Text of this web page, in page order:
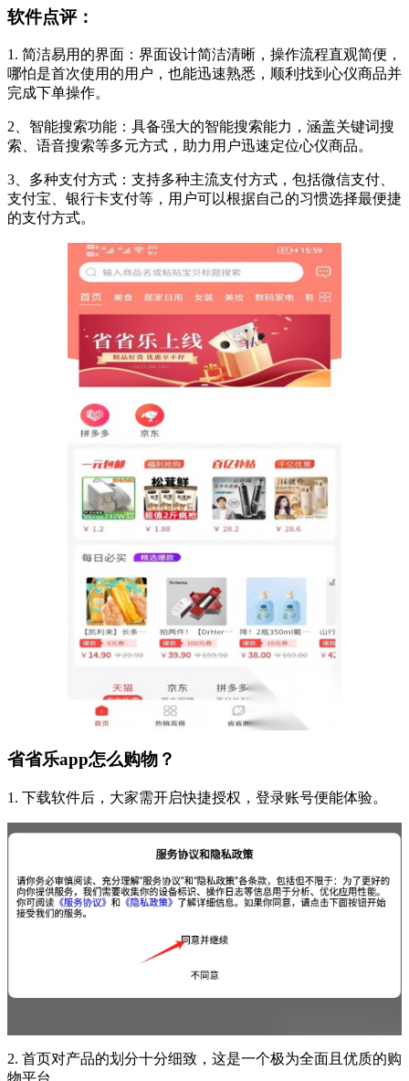
软件点评：
1. 简洁易用的界面：界面设计简洁清晰，操作流程直观简便，
哪怕是首次使用的用户，也能迅速熟悉，顺利找到心仪商品并
完成下单操作。
2、智能搜索功能：具备强大的智能搜索能力，涵盖关键词搜
索、语音搜索等多元方式，助力用户迅速定位心仪商品。
3、多种支付方式：支持多种主流支付方式，包括微信支付、
支付宝、银行卡支付等，用户可以根据自己的习惯选择最便捷
的支付方式。
省省乐app怎么购物？
1. 下载软件后，大家需开启快捷授权，登录账号便能体验。
2. 首页对产品的划分十分细致，这是一个极为全面且优质的购
物平台。